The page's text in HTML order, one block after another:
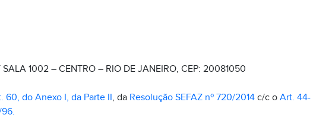
1002 – CENTRO – RIO DE JANEIRO, CEP: 20081050
60, do Anexo I, da Parte II, da Resolução SEFAZ nº 720/2014c/c o Art. 44-
96.